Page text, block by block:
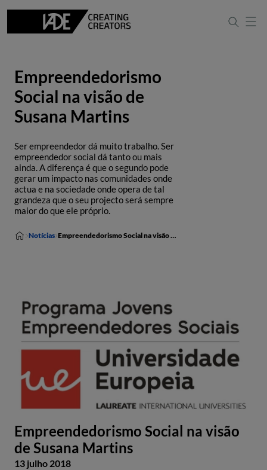
Empreendedorismo
Social na visão de
Susana Martins
Ser empreendedor dá muito trabalho. Ser
empreendedor social dá tanto ou mais
ainda. A diferença é que o segundo pode
gerar um impacto nas comunidades onde
actua e na sociedade onde opera de tal
grandeza que o seu projecto será sempre
maior do que ele próprio.
Notícias Empreendedorismo Social na visão de Susana Martins
Empreendedorismo Social na visão
de Susana Martins
13 julho 2018